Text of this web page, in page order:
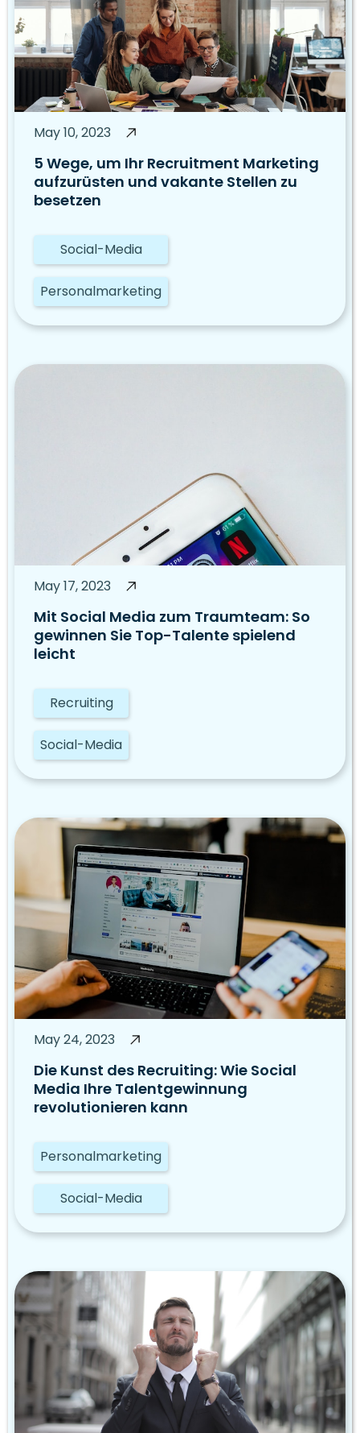
May 10, 2023
5 Wege, um Ihr Recruitment Marketing
aufzurüsten und vakante Stellen zu
besetzen
Social-Media
Personalmarketing
May 17, 2023
Mit Social Media zum Traumteam: So
gewinnen Sie Top-Talente spielend
leicht
Recruiting
Social-Media
May 24, 2023
Die Kunst des Recruiting: Wie Social
Media Ihre Talentgewinnung
revolutionieren kann
Personalmarketing
Social-Media